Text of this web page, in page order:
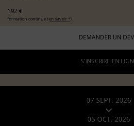
192 €
formation continue (en savoir +)
DEMANDER UN
S'INSCRIRE EN
07 SEPT. 2026
05 OCT. 2026